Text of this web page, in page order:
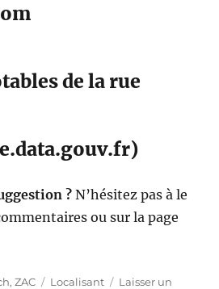
de la rue
?N’hésitez pas à le
ou sur la page
,ZAC Étiquettes
Localisant
Laisser un